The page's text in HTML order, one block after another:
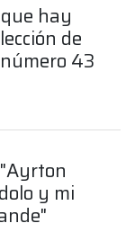
hay
de
43
y mi